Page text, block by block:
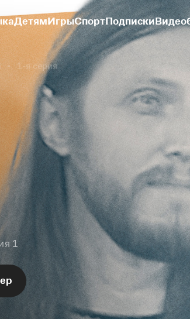
ДетямИгрыСпортПодписки
1-я серия
1